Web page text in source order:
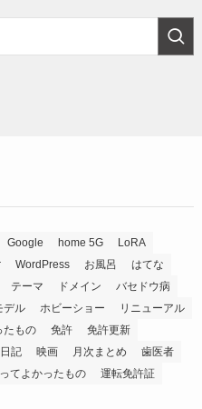
Google home 5G
LoRA
WordPress お風呂
はてな
テーマ ドメイン
バセドウ病
デル ホビーショー
リニューアル
たもの 免許
免許更新
日記 映画 月次まとめ
歯医者
てよかったもの
運転免許証